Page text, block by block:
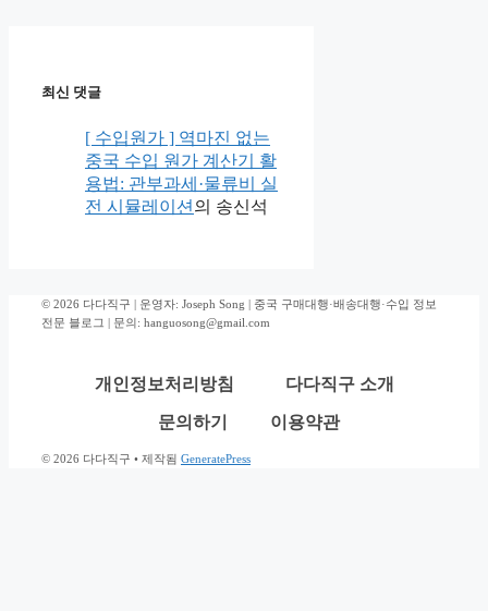
최신 댓글
[ 수입원가 ] 역마진 없는
중국 수입 원가 계산기 활
용법: 관부과세·물류비 실
전 시뮬레이션 의 송신석
© 2026 다다직구 | 운영자: Joseph Song | 중국 구매대행·배송대행·수입 정보
전문 블로그 | 문의: hanguosong@gmail.com
개인정보처리방침 다다직구 소개
문의하기 이용약관
© 2026 다다직구 • 제작됨 GeneratePress